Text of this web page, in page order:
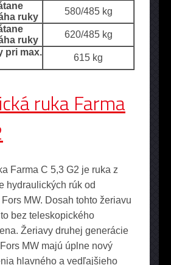
ruky
580/485 kg
ruky
620/485 kg
pri max.
615 kg
ruka Farma
Farma C 5,3 G2 je ruka z
hydraulických rúk od
MW. Dosah tohto žeriavu
bez teleskopického
Žeriavy druhej generácie
MW majú úplne nový
hlavného a vedľajšieho